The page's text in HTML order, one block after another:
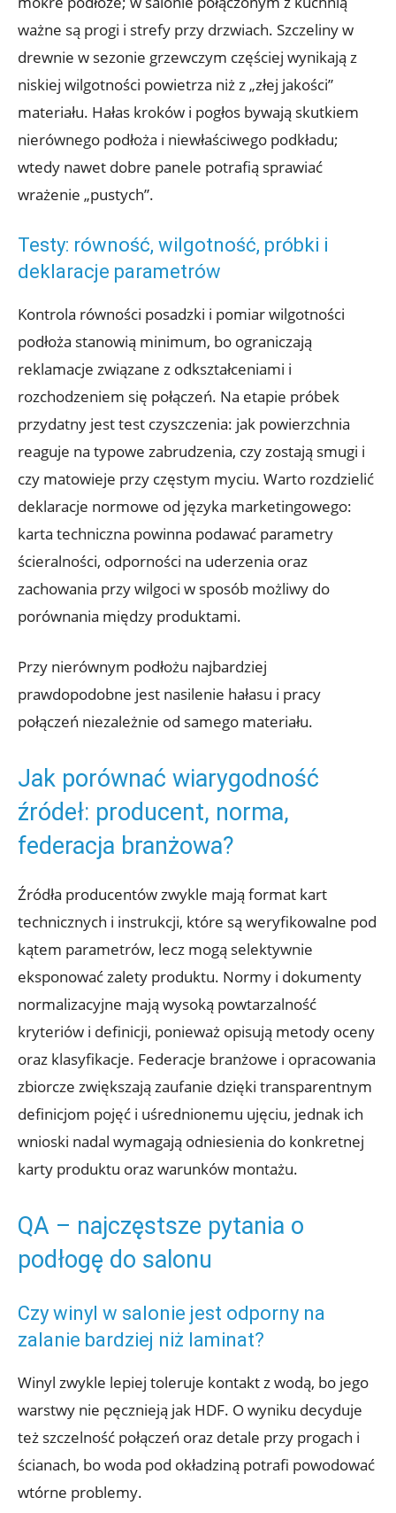
ważne są progi i strefy przy drzwiach. Szczeliny w
drewnie w sezonie grzewczym częściej wynikają z
niskiej wilgotności powietrza niż z „złej jakości”
materiału. Hałas kroków i pogłos bywają skutkiem
nierównego podłoża i niewłaściwego podkładu;
wtedy nawet dobre panele potrafią sprawiać
wrażenie „pustych”.
Testy: równość, wilgotność, próbki i
deklaracje parametrów
Kontrola równości posadzki i pomiar wilgotności
podłoża stanowią minimum, bo ograniczają
reklamacje związane z odkształceniami i
rozchodzeniem się połączeń. Na etapie próbek
przydatny jest test czyszczenia: jak powierzchnia
reaguje na typowe zabrudzenia, czy zostają smugi i
czy matowieje przy częstym myciu. Warto rozdzielić
deklaracje normowe od języka marketingowego:
karta techniczna powinna podawać parametry
ścieralności, odporności na uderzenia oraz
zachowania przy wilgoci w sposób możliwy do
porównania między produktami.
Przy nierównym podłożu najbardziej
prawdopodobne jest nasilenie hałasu i pracy
połączeń niezależnie od samego materiału.
Jak porównać wiarygodność
źródeł: producent, norma,
federacja branżowa?
Źródła producentów zwykle mają format kart
technicznych i instrukcji, które są weryfikowalne pod
kątem parametrów, lecz mogą selektywnie
eksponować zalety produktu. Normy i dokumenty
normalizacyjne mają wysoką powtarzalność
kryteriów i definicji, ponieważ opisują metody oceny
oraz klasyfikacje. Federacje branżowe i opracowania
zbiorcze zwiększają zaufanie dzięki transparentnym
definicjom pojęć i uśrednionemu ujęciu, jednak ich
wnioski nadal wymagają odniesienia do konkretnej
karty produktu oraz warunków montażu.
QA – najczęstsze pytania o
podłogę do salonu
Czy winyl w salonie jest odporny na
zalanie bardziej niż laminat?
Winyl zwykle lepiej toleruje kontakt z wodą, bo jego
warstwy nie pęcznieją jak HDF. O wyniku decyduje
też szczelność połączeń oraz detale przy progach i
ścianach, bo woda pod okładziną potrafi powodować
wtórne problemy.